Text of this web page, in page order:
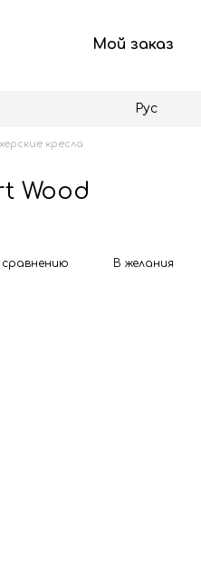
Мой заказ
Рус
кресла
Wood
сравнению В желания